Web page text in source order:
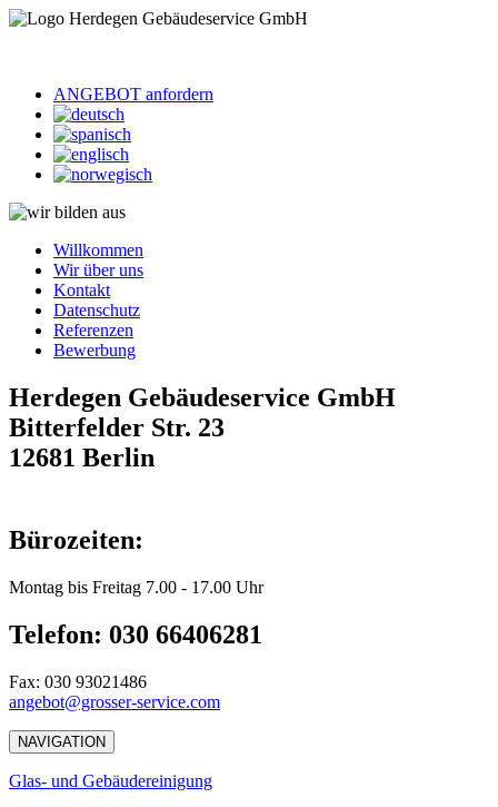
ANGEBOT anfordern
Willkommen
Wir über uns
Kontakt
Datenschutz
Referenzen
Bewerbung
Herdegen Gebäudeservice GmbH
Bitterfelder Str. 23
12681 Berlin
Bürozeiten:
Montag bis Freitag 7.00 - 17.00 Uhr
Telefon: 030 66406281
Fax: 030 93021486
angebot@grosser-service.com
NAVIGATION
Glas- und Gebäudereinigung